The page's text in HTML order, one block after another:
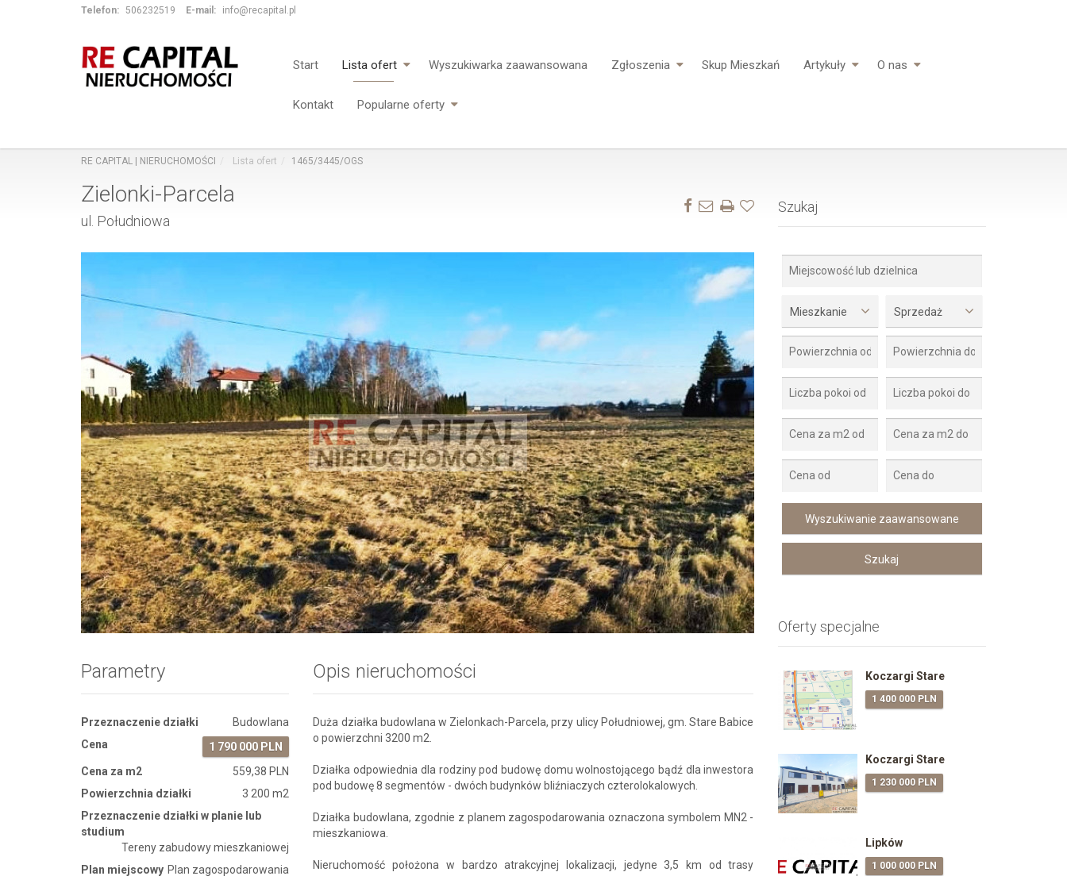
Telefon: 506232519 E-mail: info@recapital.pl
Start Lista ofert Wyszukiwarka zaawansowana Zgłoszenia Skup Mieszkań Artykuły O nas
Kontakt Popularne oferty
RE CAPITAL | NIERUCHOMOŚCI Lista ofert 1465/3445/OGS
Zielonki-Parcela
ul. Południowa
Zdjęcie 1
Parametry
Przeznaczenie działki
Budowlana
Cena
1 790 000 PLN
Cena za m2
559,38 PLN
Powierzchnia działki
3 200 m2
Przeznaczenie działki w planie lub
studium
Tereny zabudowy mieszkaniowej
Plan miejscowy Plan zagospodarowania
Opis nieruchomości
Duża działka budowlana w Zielonkach-Parcela, przy ulicy Południowej, gm. Stare Babice
o powierzchni 3200 m2.
Działka odpowiednia dla rodziny pod budowę domu wolnostojącego bądź dla inwestora
pod budowę 8 segmentów - dwóch budynków bliźniaczych czterolokalowych.
Działka budowlana, zgodnie z planem zagospodarowania oznaczona symbolem MN2 -
mieszkaniowa.
Nieruchomość położona w bardzo atrakcyjnej lokalizacji, jedyne 3,5 km od trasy
Szukaj
Mieszkanie Sprzedaż
Oferty specjalne
Koczargi Stare
1 400 000 PLN
Koczargi Stare
1 230 000 PLN
Lipków
1 000 000 PLN